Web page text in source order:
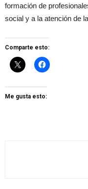
formación de
social y a la atención de
Comparte esto:
Me gusta esto: